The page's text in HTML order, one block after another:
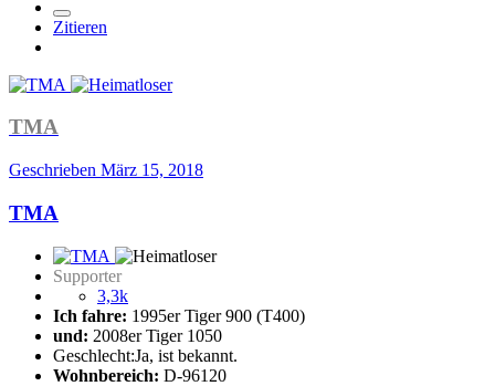
Zitieren
TMA
Geschrieben März 15, 2018
TMA
Supporter
3,3k
Ich fahre: 1995er Tiger 900 (T400)
und: 2008er Tiger 1050
Geschlecht:Ja, ist bekannt.
Wohnbereich: D-96120